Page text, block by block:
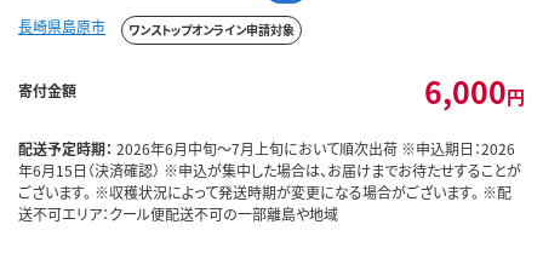
長崎県島原市 ワンストップオンライン申請対象
寄付金額 6,000円
配送予定時期： 2026年6月中旬～7月上旬において順次出荷 ※申込期日：2026
年6月15日（決済確認） ※申込が集中した場合は、お届けまでお待たせすることが
ございます。 ※収穫状況によって発送時期が変更になる場合がございます。 ※配
送不可エリア：クール便配送不可の一部離島や地域